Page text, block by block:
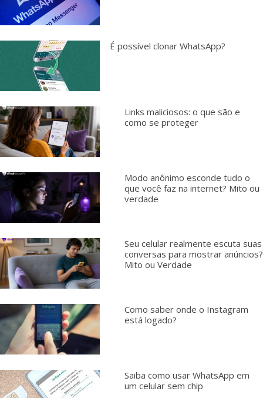
É possível clonar WhatsApp?
Links maliciosos: o que são e
como se proteger
Modo anônimo esconde tudo o
que você faz na internet? Mito ou
verdade
Seu celular realmente escuta suas
conversas para mostrar anúncios?
Mito ou Verdade
Como saber onde o Instagram
está logado?
Saiba como usar WhatsApp em
um celular sem chip